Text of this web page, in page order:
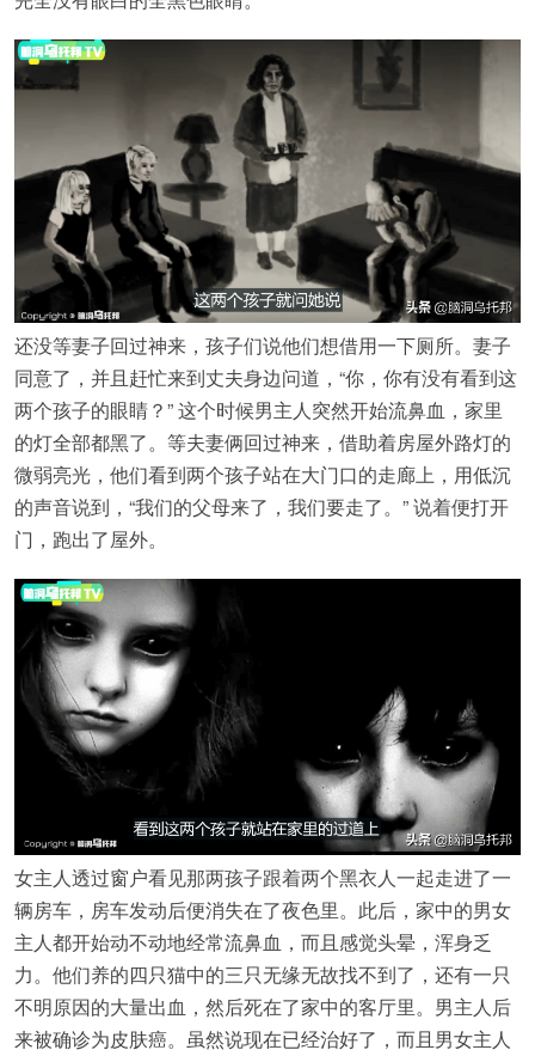
还没等妻子回过神来，孩子们说他们想借用一下厕所。妻子
同意了，并且赶忙来到丈夫身边问道，“你，你有没有看到这
两个孩子的眼睛？” 这个时候男主人突然开始流鼻血，家里
的灯全部都黑了。等夫妻俩回过神来，借助着房屋外路灯的
微弱亮光，他们看到两个孩子站在大门口的走廊上，用低沉
的声音说到，“我们的父母来了，我们要走了。” 说着便打开
门，跑出了屋外。
女主人透过窗户看见那两孩子跟着两个黑衣人一起走进了一
辆房车，房车发动后便消失在了夜色里。此后，家中的男女
主人都开始动不动地经常流鼻血，而且感觉头晕，浑身乏
力。他们养的四只猫中的三只无缘无故找不到了，还有一只
不明原因的大量出血，然后死在了家中的客厅里。男主人后
来被确诊为皮肤癌。虽然说现在已经治好了，而且男女主人